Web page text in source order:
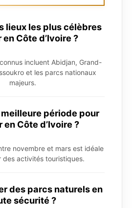
lieux les plus célèbres
Côte d’Ivoire ?
incluent Abidjan, Grand-
et les parcs nationaux
majeurs.
période pour
Côte d’Ivoire ?
novembre et mars est idéale
des activités touristiques.
des parcs naturels en
sécurité ?